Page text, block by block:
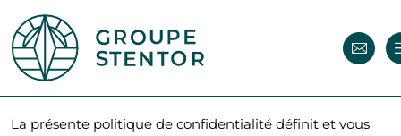
La présente politique de confidentialité définit et vous